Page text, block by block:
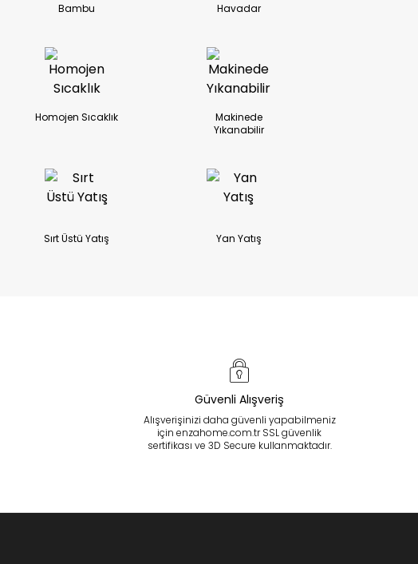
Bambu Havadar
Homojen Sıcaklık
Makinede
Yıkanabilir
Sırt Üstü Yatış Yan Yatış
Güvenli Alışveriş
Alışverişinizi daha güvenli yapabilmeniz
için enzahome.com.tr SSL güvenlik
sertifikası ve 3D Secure kullanmaktadır.